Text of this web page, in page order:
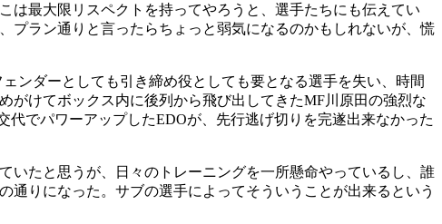
は最大限リスペクトを持ってやろうと、選手たちにも伝えてい
プラン通りと言ったらちょっと弱気になるのかもしれないが、慌
ダーとしても引き締め役としても要となる選手を失い、時間
がけてボックス内に後列から飛び出してきたMF川原田の強烈な
でパワーアップしたEDOが、先行逃げ切りを完遂出来なかった
いたと思うが、日々のトレーニングを一所懸命やっているし、誰
りになった。サブの選手によってそういうことが出来るという